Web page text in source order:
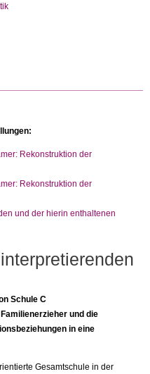
Rekonstruktion der
Rekonstruktion der
und der hierin enthaltenen
Schule C
und die
in eine
Gesamtschule in der